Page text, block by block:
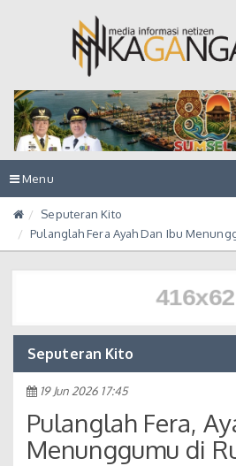
Toggle
navigation
Menu
Seputeran Kito
Pulanglah Fera Ayah Dan Ibu
Seputeran Kito
19 Jun 2026 17:45
Pulanglah Fera,
Menunggumu di